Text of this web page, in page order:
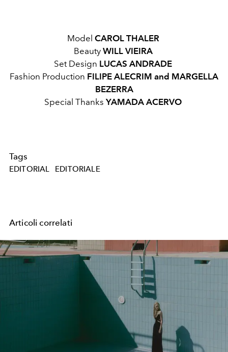
Model CAROL THALER
Beauty WILL VIEIRA
Set Design LUCAS ANDRADE
Fashion Production FILIPE ALECRIM and MARGELLA
BEZERRA
Special Thanks YAMADA ACERVO
Tags
EDITORIAL EDITORIALE
Articoli correlati